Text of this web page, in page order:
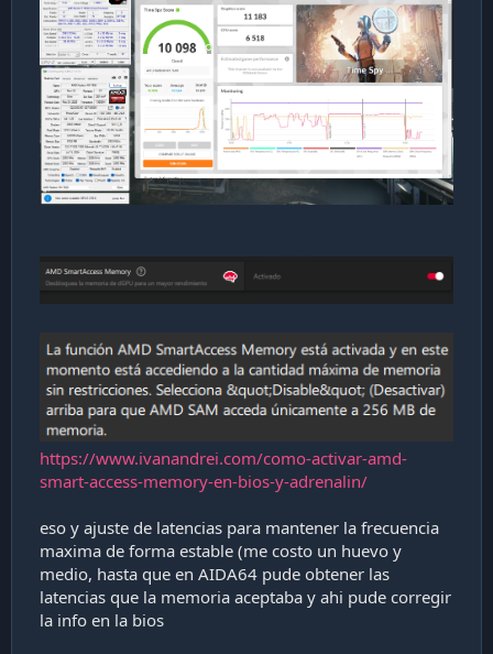
https://www.ivanandrei.com/como-activar-amd-
smart-access-memory-en-bios-y-adrenalin/
eso y ajuste de latencias para mantener la frecuencia
maxima de forma estable (me costo un huevo y
medio, hasta que en AIDA64 pude obtener las
latencias que la memoria aceptaba y ahi pude corregir
la info en la bios